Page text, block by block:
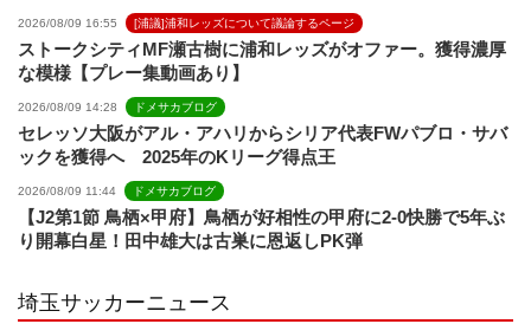
2026/08/09 16:55 [浦議]浦和レッズについて議論するページ
ストークシティMF瀬古樹に浦和レッズがオファー。獲得濃厚
な模様【プレー集動画あり】
2026/08/09 14:28 ドメサカブログ
セレッソ大阪がアル・アハリからシリア代表FWパブロ・サバ
ックを獲得へ 2025年のKリーグ得点王
2026/08/09 11:44 ドメサカブログ
【J2第1節 鳥栖×甲府】鳥栖が好相性の甲府に2-0快勝で5年ぶ
り開幕白星！田中雄大は古巣に恩返しPK弾
埼玉サッカーニュース